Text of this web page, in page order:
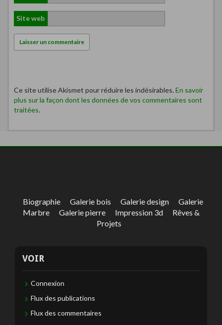
Site web
Ce site utilise Akismet pour réduire les indésirables. En savoir
plus sur la façon dont les données de vos commentaires sont
traitées.
Biographie Galerie bois Galerie design
Galerie
Marbre
Galerie pierre Impression 3d
Rêves &
Projets
VOIR
Connexion
Flux des publications
Flux des commentaires